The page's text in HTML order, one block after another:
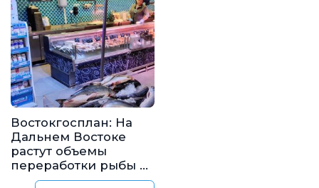
Востокгосплан: На
Дальнем Востоке
растут объемы
переработки рыбы и
морепродуктов